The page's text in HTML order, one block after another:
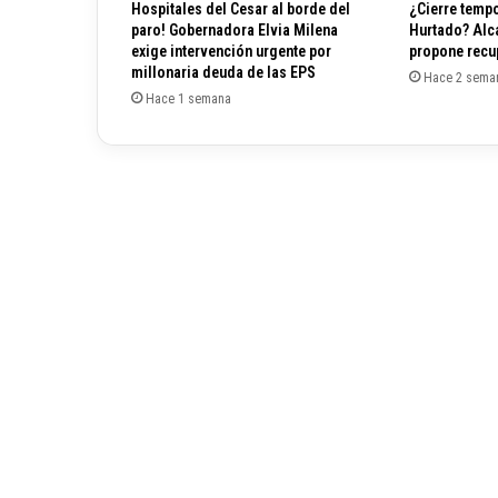
e
d
a
z
Hospitales del Cesar al borde del
paro! Gobernadora Elvia Milena
exige intervención urgente por
millonaria deuda de las EPS
Hace 1 semana
¿Cierre
Hurtado?
propone
Hace 2